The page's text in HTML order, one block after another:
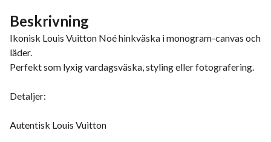
Beskrivning
Ikonisk Louis Vuitton Noé hinkväska i monogram-canvas och
läder.
Perfekt som lyxig vardagsväska, styling eller fotografering.
Detaljer:
Autentisk Louis Vuitton